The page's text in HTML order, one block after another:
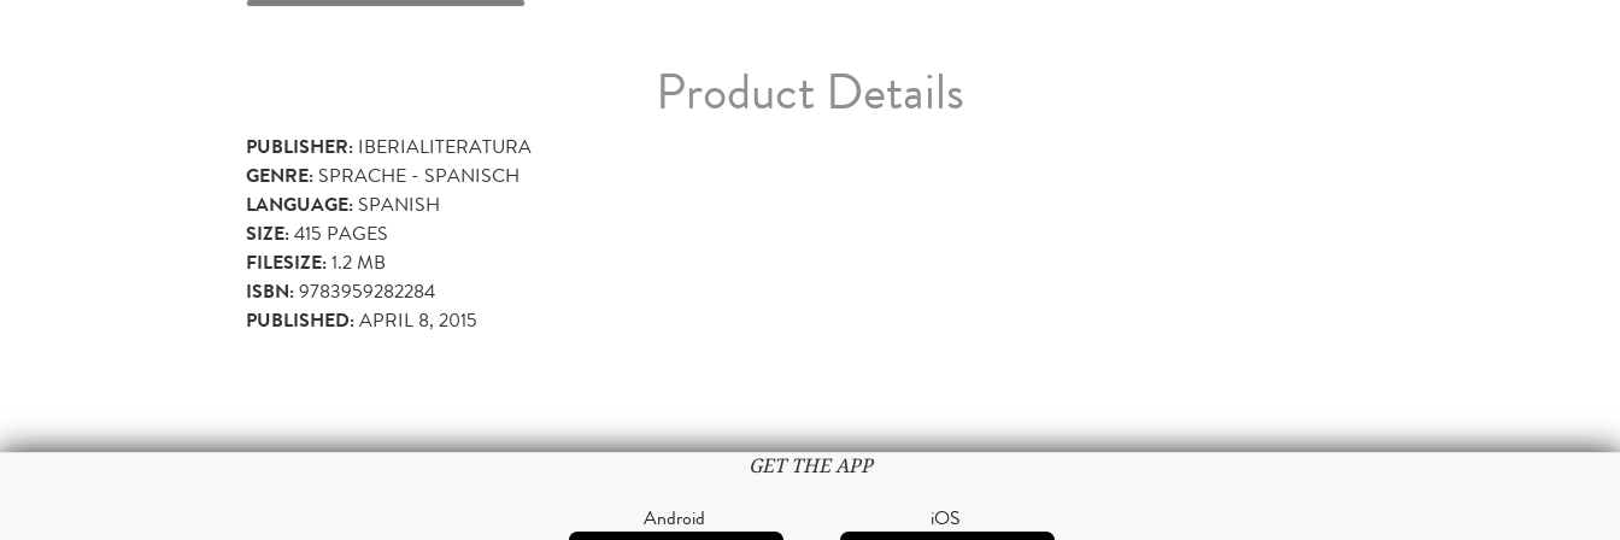
Product Details
PUBLISHER: IBERIALITERATURA
GENRE: SPRACHE - SPANISCH
LANGUAGE: SPANISH
SIZE:415 PAGES
FILESIZE:1.2 MB
ISBN:9783959282284
PUBLISHED:APRIL 8, 2015
GET THE APP
Android iOS